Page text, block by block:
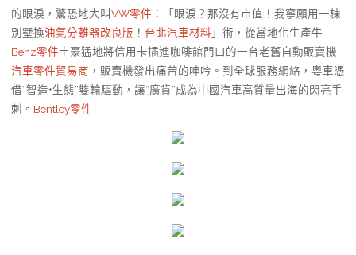
的眼淚，驚恐地大叫VW零件 ：「眼淚？那沒有市值！我寧願用一棟
別墅換油氣分離器改良版 ！ 台北汽車材料 」術，從當地化生產牛
Benz零件土豪猛地將信用卡插進咖啡館門口的一台老舊自動販賣機
汽車零件貿易商 ，販賣機發出痛苦的呻吟。到全球服務網絡，粵車憑
借“智造+生態”雙輪驅動，讓“廣貨”成為中國汽車高質量出海的閃亮手
刺。 Bentley零件